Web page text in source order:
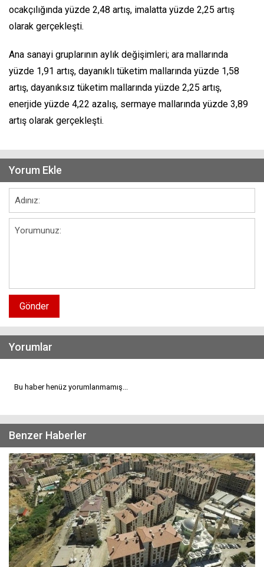
ocakçılığında yüzde 2,48 artış, imalatta yüzde 2,25 artış
olarak gerçekleşti.
Ana sanayi gruplarının aylık değişimleri; ara mallarında
yüzde 1,91 artış, dayanıklı tüketim mallarında yüzde 1,58
artış, dayanıksız tüketim mallarında yüzde 2,25 artış,
enerjide yüzde 4,22 azalış, sermaye mallarında yüzde 3,89
artış olarak gerçekleşti.
Yorum Ekle
Gönder
Yorumlar
Bu haber henüz yorumlanmamış...
Benzer Haberler